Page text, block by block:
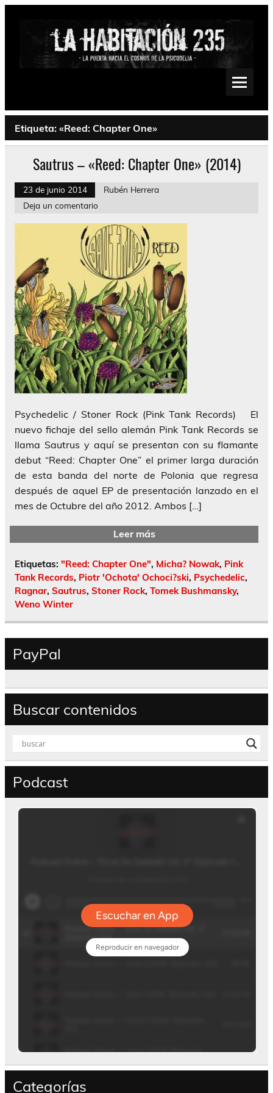
Saltar
Psychedelic, Stoner, Doom, Sludge, Fuzz, Space, Drone
Etiqueta: «Reed: Chapter One»
Sautrus – «Reed: Chapter One» (2014)
23 de junio 2014
Rubén Herrera
Deja un comentario
Psychedelic / Stoner Rock (Pink Tank Records) El
nuevo fichaje del sello alemán Pink Tank Records se
llama Sautrus y aquí se presentan con su flamante
debut “Reed: Chapter One” el primer larga duración
de esta banda del norte de Polonia que regresa
después de aquel EP de presentación lanzado en el
mes de Octubre del año 2012. Ambos […]
Leer más
Etiquetas: "Reed: Chapter One", Micha? Nowak, Pink
Tank Records, Piotr 'Ochota' Ochoci?ski, Psychedelic,
Ragnar, Sautrus, Stoner Rock, Tomek Bushmansky,
Weno Winter
PayPal
Buscar contenidos
Podcast
Categorías